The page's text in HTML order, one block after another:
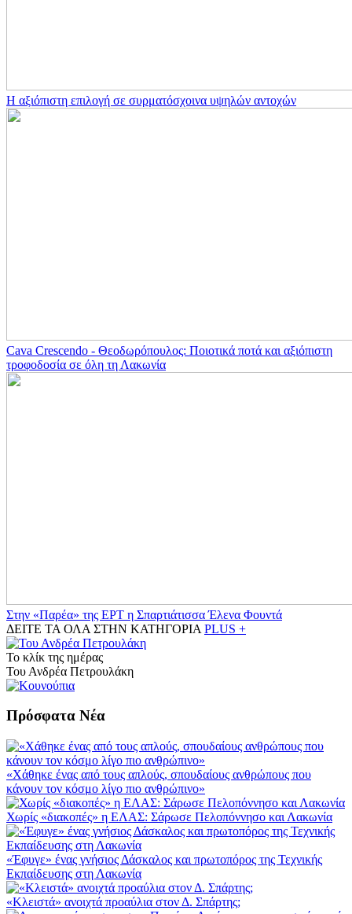
Η αξιόπιστη επιλογή σε συρματόσχοινα υψηλών αντοχών
Cava Crescendo - Θεοδωρόπουλος: Ποιοτικά ποτά και αξιόπιστη
τροφοδοσία σε όλη τη Λακωνία
Στην «Παρέα» της ΕΡΤ η Σπαρτιάτισσα Έλενα Φουντά
ΔΕΙΤΕ ΤΑ ΟΛΑ ΣΤΗΝ ΚΑΤΗΓΟΡΙΑ PLUS +
Το κλίκ της ημέρας
Του Ανδρέα Πετρουλάκη
Πρόσφατα Νέα
«Χάθηκε ένας από τους απλούς, σπουδαίους ανθρώπους που
κάνουν τον κόσμο λίγο πιο ανθρώπινο»
Χωρίς «διακοπές» η ΕΛΑΣ: Σάρωσε Πελοπόννησο και Λακωνία
«Έφυγε» ένας γνήσιος Δάσκαλος και πρωτοπόρος της Τεχνικής
Εκπαίδευσης στη Λακωνία
«Κλειστά» ανοιχτά προαύλια στον Δ. Σπάρτης;